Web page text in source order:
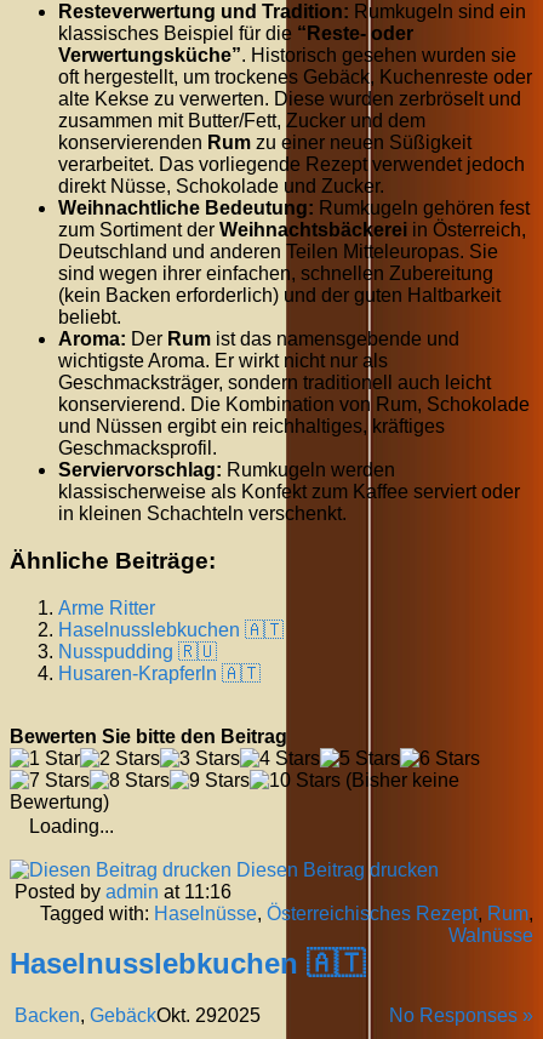
Resteverwertung und Tradition: Rumkugeln sind ein
klassisches Beispiel für die “Reste- oder
Verwertungsküche”. Historisch gesehen wurden sie
oft hergestellt, um trockenes Gebäck, Kuchenreste oder
alte Kekse zu verwerten. Diese wurden zerbröselt und
zusammen mit Butter/Fett, Zucker und dem
konservierenden Rum zu einer neuen Süßigkeit
verarbeitet. Das vorliegende Rezept verwendet jedoch
direkt Nüsse, Schokolade und Zucker.
Weihnachtliche Bedeutung: Rumkugeln gehören fest
zum Sortiment der Weihnachtsbäckerei in Österreich,
Deutschland und anderen Teilen Mitteleuropas. Sie
sind wegen ihrer einfachen, schnellen Zubereitung
(kein Backen erforderlich) und der guten Haltbarkeit
beliebt.
Aroma: Der Rum ist das namensgebende und
wichtigste Aroma. Er wirkt nicht nur als
Geschmacksträger, sondern traditionell auch leicht
konservierend. Die Kombination von Rum, Schokolade
und Nüssen ergibt ein reichhaltiges, kräftiges
Geschmacksprofil.
Serviervorschlag: Rumkugeln werden
klassischerweise als Konfekt zum Kaffee serviert oder
in kleinen Schachteln verschenkt.
Ähnliche Beiträge:
Arme Ritter
Haselnusslebkuchen 🇦🇹
Nusspudding 🇷🇺
Husaren-Krapferln 🇦🇹
Bewerten Sie bitte den Beitrag
(Bisher keine
Bewertung)
Loading...
Diesen Beitrag drucken
Posted by admin at 11:16
Tagged with: Haselnüsse, Österreichisches Rezept, Rum,
Walnüsse
Haselnusslebkuchen 🇦🇹
Backen, Gebäck No Responses »
Okt. 292025